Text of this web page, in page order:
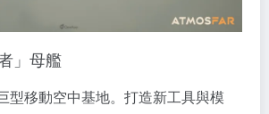
」母艦
型移動空中基地。打造新工具與模